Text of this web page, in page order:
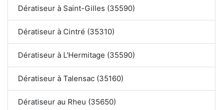
Dératiseur à Saint-Gilles (35590)
Dératiseur à Cintré (35310)
Dératiseur à L'Hermitage (35590)
Dératiseur à Talensac (35160)
Dératiseur au Rheu (35650)